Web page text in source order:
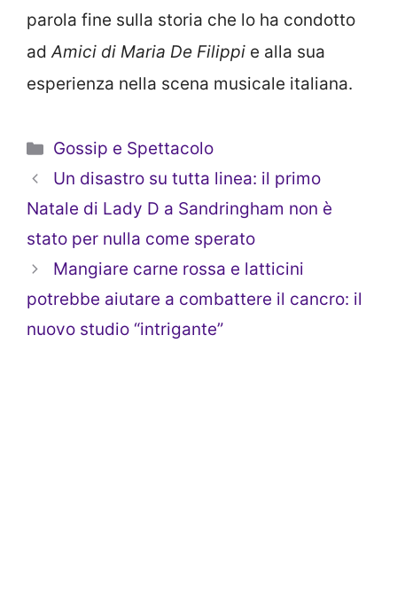
parola fine sulla storia che lo ha condotto
ad Amici di Maria De Filippi e alla sua
esperienza nella scena musicale italiana.
Categorie
Gossip e Spettacolo
Un disastro su tutta linea: il primo
Natale di Lady D a Sandringham non è
stato per nulla come sperato
Mangiare carne rossa e latticini
potrebbe aiutare a combattere il cancro: il
nuovo studio “intrigante”